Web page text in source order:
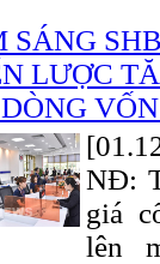
SÁNG
LƯỢC
NĐ:
giá
lên